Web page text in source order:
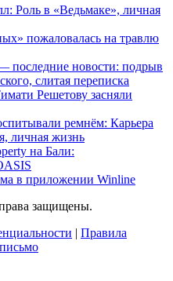
Роль в «Ведьмаке», личная
пожаловалась на травлю
последние новости: подрыв
слитая переписка
Решетову засняли
ремнём: Карьера
личная жизнь
на Бали:
в приложении Winline
защищены.
| Правила